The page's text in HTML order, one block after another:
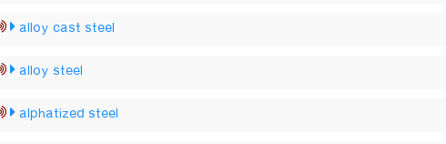
alloy cast steel
alloy steel
alphatized steel